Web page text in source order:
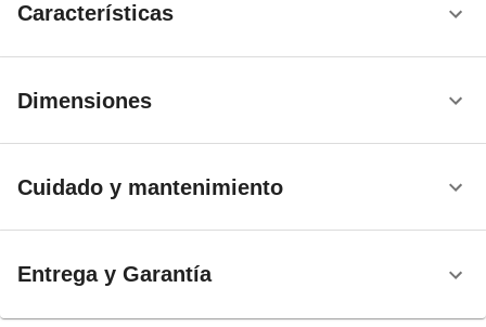
Características
Dimensiones
Cuidado y mantenimiento
Entrega y Garantía